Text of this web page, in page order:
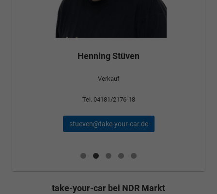
Henning Stüven
Verkauf
Tel. 04181/2176-18
stueven@take-your-car.de
take-your-car bei NDR Markt